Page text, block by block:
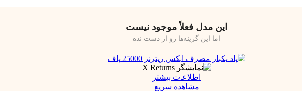
این مدل فعلاً موجود نیست
اما این گزینه‌ها رو از دست نده
اطلاعات بیشتر
مشاهده سریع